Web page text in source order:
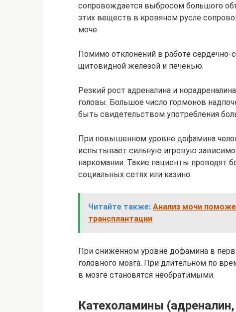
сопровождается выбросом большого
этих веществ в кровяном русле
моче.
Помимо отклонений в работе
щитовидной железой и печенью.
Резкий рост адреналина и
головы. Большое число гормонов
быть свидетельством употребления
При повышенном уровне дофамина
испытывает сильную игровую
наркомании. Такие пациенты проводят
социальных сетях или казино.
Читайте также: Анализ мочи
трансплантации
При сниженном уровне дофамина в
головного мозга. При длительном по
в мозге становятся необратимыми.
Катехоламины